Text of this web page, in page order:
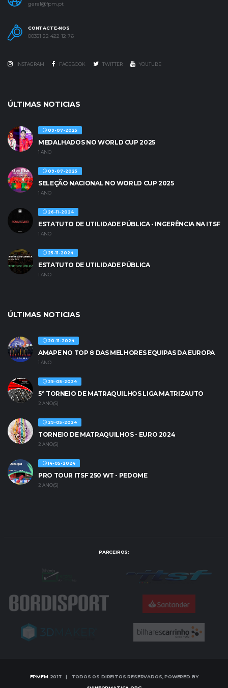
geral@fpm.pt
CONTACTE-NOS
00351 22 422 12 76
INSTAGRAM FACEBOOK TWITTER YOUTUBE
ÚLTIMAS NOTICIAS
09-07-2025
MEDALHADOS NO WORLD CUP 2025
1 ANO
09-07-2025
SELEÇÃO NACIONAL NO WORLD CUP 2025
1 ANO
26-11-2024
ESTATUTO DE UTILIDADE PÚBLICA - INGERÊNCIA NA ITSF
1 ANO
25-11-2024
ESTATUTO DE UTILIDADE PÚBLICA
1 ANO
ÚLTIMAS NOTICIAS
20-11-2024
AMAPE NO TOP 8 DAS MELHORES EQUIPAS DA EUROPA
1 ANO
29-05-2024
5º TORNEIO DE MATRAQUILHOS LIGA MATRIZAUTO
2 ANO(S)
29-05-2024
TORNEIO DE MATRAQUILHOS - EURO 2024
2 ANO(S)
14-05-2024
PRO TOUR ITSF 250 WT - PEDOME
2 ANO(S)
PARCEIROS:
FPMFM2017 | TODOS OS DIREITOS RESERVADOS, POWERED BY